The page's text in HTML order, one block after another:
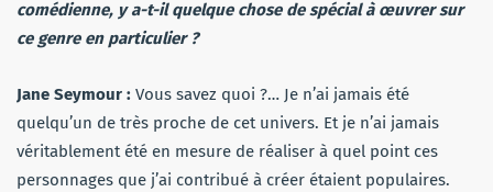
comédienne, y a-t-il quelque chose de spécial à œuvrer sur
ce genre en particulier ?
Jane Seymour : Vous savez quoi ?… Je n’ai jamais été
quelqu’un de très proche de cet univers. Et je n’ai jamais
véritablement été en mesure de réaliser à quel point ces
personnages que j’ai contribué à créer étaient populaires.